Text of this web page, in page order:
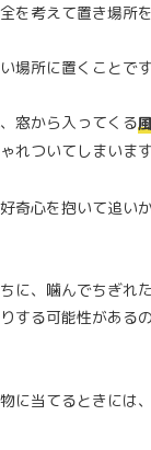
を考えて置き場所
場所に置くことです
窓から入ってくる
れついてしまいます
奇心を抱いて追い
に、噛んでちぎれ
する可能性がある
に当てるときには、